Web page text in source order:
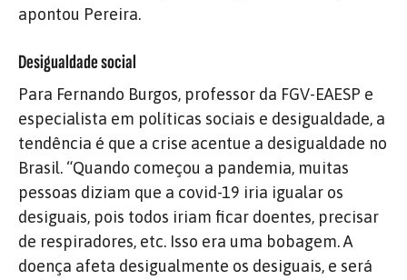
apontou Pereira.
Desigualdade social
Para Fernando Burgos, professor da FGV-EAESP e
especialista em políticas sociais e desigualdade, a
tendência é que a crise acentue a desigualdade no
Brasil. “Quando começou a pandemia, muitas
pessoas diziam que a covid-19 iria igualar os
desiguais, pois todos iriam ficar doentes, precisar
de respiradores, etc. Isso era uma bobagem. A
doença afeta desigualmente os desiguais, e será